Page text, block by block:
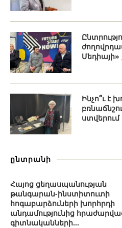
Ինչո՞ւ է
ստվերում
ընտրանի
Հայոց ցեղասպանության
թանգարան-ինստիտուտի
հոգաբարձուների խորհրդի
անդամությունից
գիտնականների...